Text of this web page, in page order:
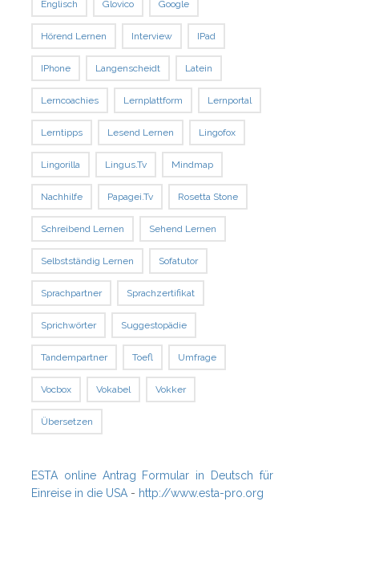
Englisch Glovico Google
Hörend Lernen Interview IPad
IPhone Langenscheidt Latein
Lerncoachies Lernplattform Lernportal
Lerntipps Lesend Lernen Lingofox
Lingorilla Lingus.tv Mindmap
Nachhilfe Papagei.tv Rosetta Stone
Schreibend Lernen Sehend Lernen
Selbstständig Lernen Sofatutor
Sprachpartner Sprachzertifikat
Sprichwörter Suggestopädie
Tandempartner Toefl Umfrage
Vocbox Vokabel Vokker
Übersetzen
ESTA online Antrag Formular in Deutsch für
Einreise in die USA - http://www.esta-pro.org